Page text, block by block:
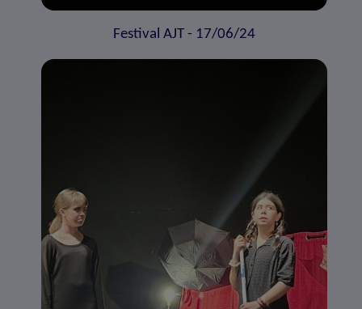
Festival AJT - 17/06/24